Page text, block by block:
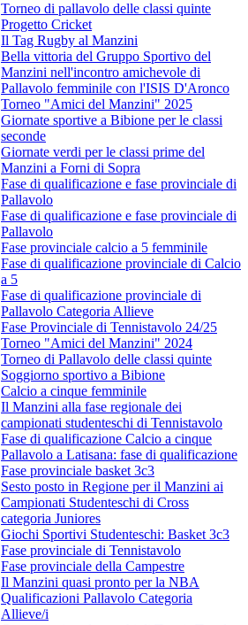
Torneo di pallavolo delle classi quinte
Progetto Cricket
Il Tag Rugby al Manzini
Bella vittoria del Gruppo Sportivo del
Manzini nell'incontro amichevole di
Pallavolo femminile con l'ISIS D'Aronco
Torneo "Amici del Manzini" 2025
Giornate sportive a Bibione per le classi
seconde
Giornate verdi per le classi prime del
Manzini a Forni di Sopra
Fase di qualificazione e fase provinciale di
Pallavolo
Fase di qualificazione e fase provinciale di
Pallavolo
Fase provinciale calcio a 5 femminile
Fase di qualificazione provinciale di Calcio
a 5
Fase di qualificazione provinciale di
Pallavolo Categoria Allieve
Fase Provinciale di Tennistavolo 24/25
Torneo "Amici del Manzini" 2024
Torneo di Pallavolo delle classi quinte
Soggiorno sportivo a Bibione
Calcio a cinque femminile
Il Manzini alla fase regionale dei
campionati studenteschi di Tennistavolo
Fase di qualificazione Calcio a cinque
Pallavolo a Latisana: fase di qualificazione
Fase provinciale basket 3c3
Sesto posto in Regione per il Manzini ai
Campionati Studenteschi di Cross
categoria Juniores
Giochi Sportivi Studenteschi: Basket 3c3
Fase provinciale di Tennistavolo
Fase provinciale della Campestre
Il Manzini quasi pronto per la NBA
Qualificazioni Pallavolo Categoria
Allieve/i